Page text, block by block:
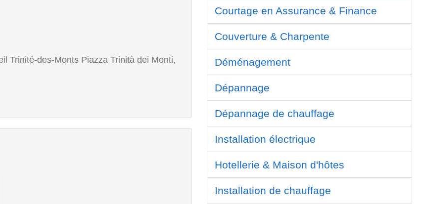
Trinité-des-Monts Piazza Trinità dei Monti,
Courtage en Assurance & Finance
Couverture & Charpente
Déménagement
Dépannage
Dépannage de chauffage
Installation électrique
Hotellerie & Maison d'hôtes
Installation de chauffage